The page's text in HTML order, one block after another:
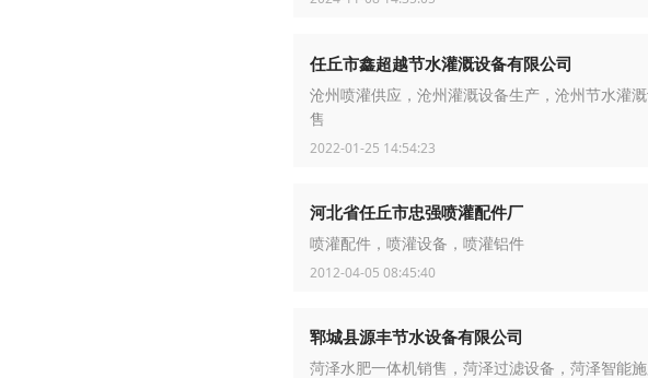
任丘市鑫超越节水灌溉设备有限公司
沧州喷灌供应，沧州灌溉设备生产，沧州节水灌
售
2022-01-25 14:54:23
河北省任丘市忠强喷灌配件厂
喷灌配件，喷灌设备，喷灌铝件
2012-04-05 08:45:40
郓城县源丰节水设备有限公司
菏泽水肥一体机销售，菏泽过滤设备，菏泽智能